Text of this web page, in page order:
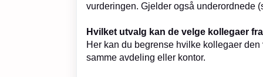
vurderingen. Gjelder også underordnede
Hvilket utvalg kan de velge kollegaer
Her kan du begrense hvilke kollegaer
samme avdeling eller kontor.